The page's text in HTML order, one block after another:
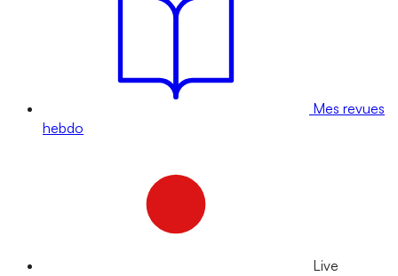
Mes revues
hebdo
Live